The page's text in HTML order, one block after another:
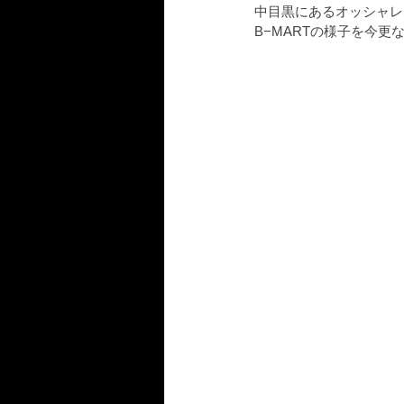
中目黒にあるオッシャ
B−MARTの様子を今更